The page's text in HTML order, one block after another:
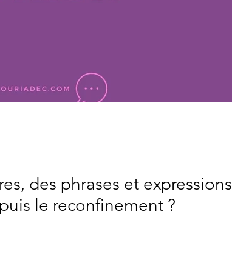
des phrases et expressions
le reconfinement ?